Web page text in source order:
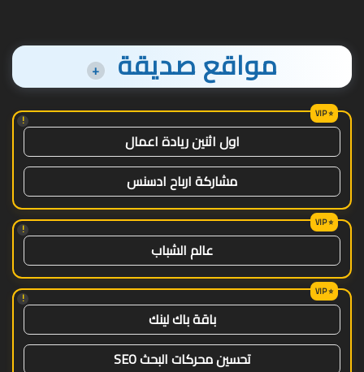
مواقع صديقة +
!
اول اثنين ريادة اعمال
مشاركة ارباح ادسنس
!
عالم الشباب
!
باقة باك لينك
تحسين محركات البحث SEO